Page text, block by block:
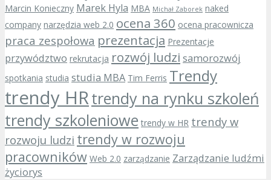
Marcin Konieczny Marek Hyla MBA Michał Zaborek naked
company narzędzia web 2.0 ocena 360 ocena pracownicza
praca zespołowa prezentacja Prezentacje
przywództwo rekrutacja rozwój ludzi samorozwój
spotkania studia studia MBA Tim Ferris Trendy
trendy HRtrendy na rynku szkoleń
trendy szkoleniowe trendy w HR trendy w
rozwoju ludzi trendy w rozwoju
pracowników Web 2.0 zarządzanie Zarządzanie ludźmi
życiorys